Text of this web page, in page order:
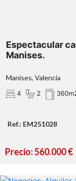
Espectacular
Manises.
Manises, Valencia
4 2
Ref.: EM251028
Precio: 560.000 €